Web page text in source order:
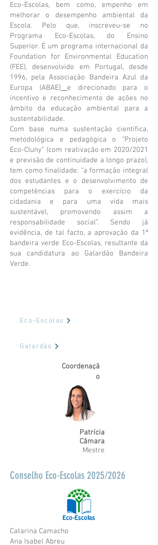
Eco-Escolas, bem como, empenho em
melhorar o desempenho ambiental da
Escola. Pelo que, inscreveu-se no
Programa Eco-Escolas, do Ensino
Superior. É um programa internacional da
Foundation for Environmental Education
(FEE), desenvolvido em Portugal, desde
1996, pelaAssociação Bandeira Azul da
Europa (ABAE)
e direcionado para o
incentivo e reconhecimento de ações no
âmbito da educação ambiental para a
sustentabilidade.
Com base numa sustentação científica,
metodológica e pedagógica o “Projeto
Eco-Cluny” (com reativação em 2020/2021
e previsão de continuidade a longo prazo),
tem como finalidade: “a formação integral
dos estudantes e o desenvolvimento de
competências para o exercício da
cidadania e para uma vida mais
sustentável, promovendo assim a
responsabilidade social”. Sendo já
evidência, de tal facto, a aprovação da 1ª
bandeira verde Eco-Escolas, resultante da
sua candidatura ao Galardão Bandeira
Verde.
Eco-Escolas
Galardão
Coordenaçã
o
Patrícia
Câmara
Mestre
Conselho Eco-Escolas 2025/2026
Catarina Camacho
Ana Isabel Abreu